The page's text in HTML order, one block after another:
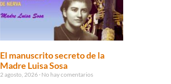
El manuscrito secreto de la
Madre Luisa Sosa
2 agosto, 2026 No hay comentarios